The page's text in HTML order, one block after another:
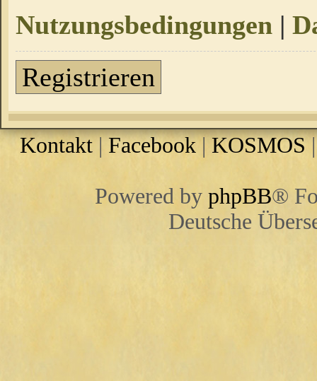
Nutzungsbedingungen |
Registrieren
Kontakt | Facebook |KOSMOS
Powered by phpBB®
Deutsche